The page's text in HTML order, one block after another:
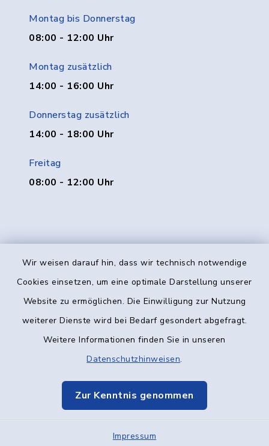
Wir weisen darauf hin, dass wir technisch notwendige
Cookies einsetzen, um eine optimale Darstellung unserer
Website zu ermöglichen. Die Einwilligung zur Nutzung
weiterer Dienste wird bei Bedarf gesondert abgefragt.
Weitere Informationen finden Sie in unseren
Datenschutzhinweisen.
Zur Kenntnis genommen
Impressum
Montag bis Donnerstag
08:00 - 12:00 Uhr
Montag zusätzlich
14:00 - 16:00 Uhr
Donnerstag zusätzlich
14:00 - 18:00 Uhr
Freitag
08:00 - 12:00 Uhr
Kontakt
Datenschutz
Elektronische Kommunikation
Sitemap